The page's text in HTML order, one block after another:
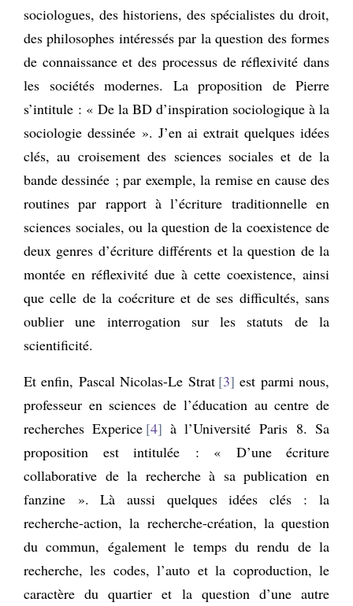
sociologues, des historiens, des spécialistes du droit,
des philosophes intéressés par la question des formes
de connaissance et des processus de réflexivité dans
les sociétés modernes. La proposition de Pierre
s’intitule : « De la BD d’inspiration sociologique à la
sociologie dessinée ». J’en ai extrait quelques idées
clés, au croisement des sciences sociales et de la
bande dessinée ; par exemple, la remise en cause des
routines par rapport à l’écriture traditionnelle en
sciences sociales, ou la question de la coexistence de
deux genres d’écriture différents et la question de la
montée en réflexivité due à cette coexistence, ainsi
que celle de la coécriture et de ses difficultés, sans
oublier une interrogation sur les statuts de la
scientificité.
Et enfin, Pascal Nicolas-Le Strat 3 est parmi nous,
professeur en sciences de l’éducation au centre de
recherches Experice 4
à l’Université Paris 8. Sa
proposition est intitulée : « D’une écriture
collaborative de la recherche à sa publication en
fanzine ». Là aussi quelques idées clés : la
recherche-action, la recherche-création, la question
du commun, également le temps du rendu de la
recherche, les codes, l’auto et la coproduction, le
caractère du quartier et la question d’une autre